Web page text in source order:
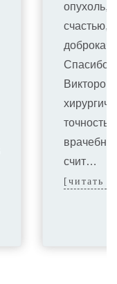
опухоль,
счастью,
Спасибо
точность
счит…
[читать